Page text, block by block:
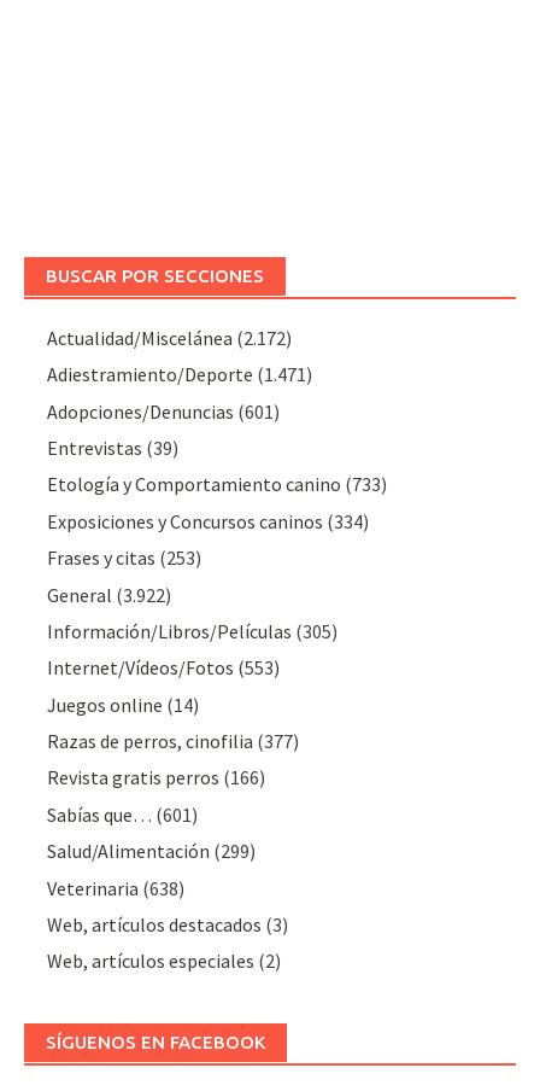
BUSCAR POR SECCIONES
Actualidad/Miscelánea (2.172)
Adiestramiento/Deporte (1.471)
Adopciones/Denuncias (601)
Entrevistas (39)
Etología y Comportamiento canino (733)
Exposiciones y Concursos caninos (334)
Frases y citas (253)
General (3.922)
Información/Libros/Películas (305)
Internet/Vídeos/Fotos (553)
Juegos online (14)
Razas de perros, cinofilia (377)
Revista gratis perros (166)
Sabías que… (601)
Salud/Alimentación (299)
Veterinaria (638)
Web, artículos destacados (3)
Web, artículos especiales (2)
SÍGUENOS EN FACEBOOK